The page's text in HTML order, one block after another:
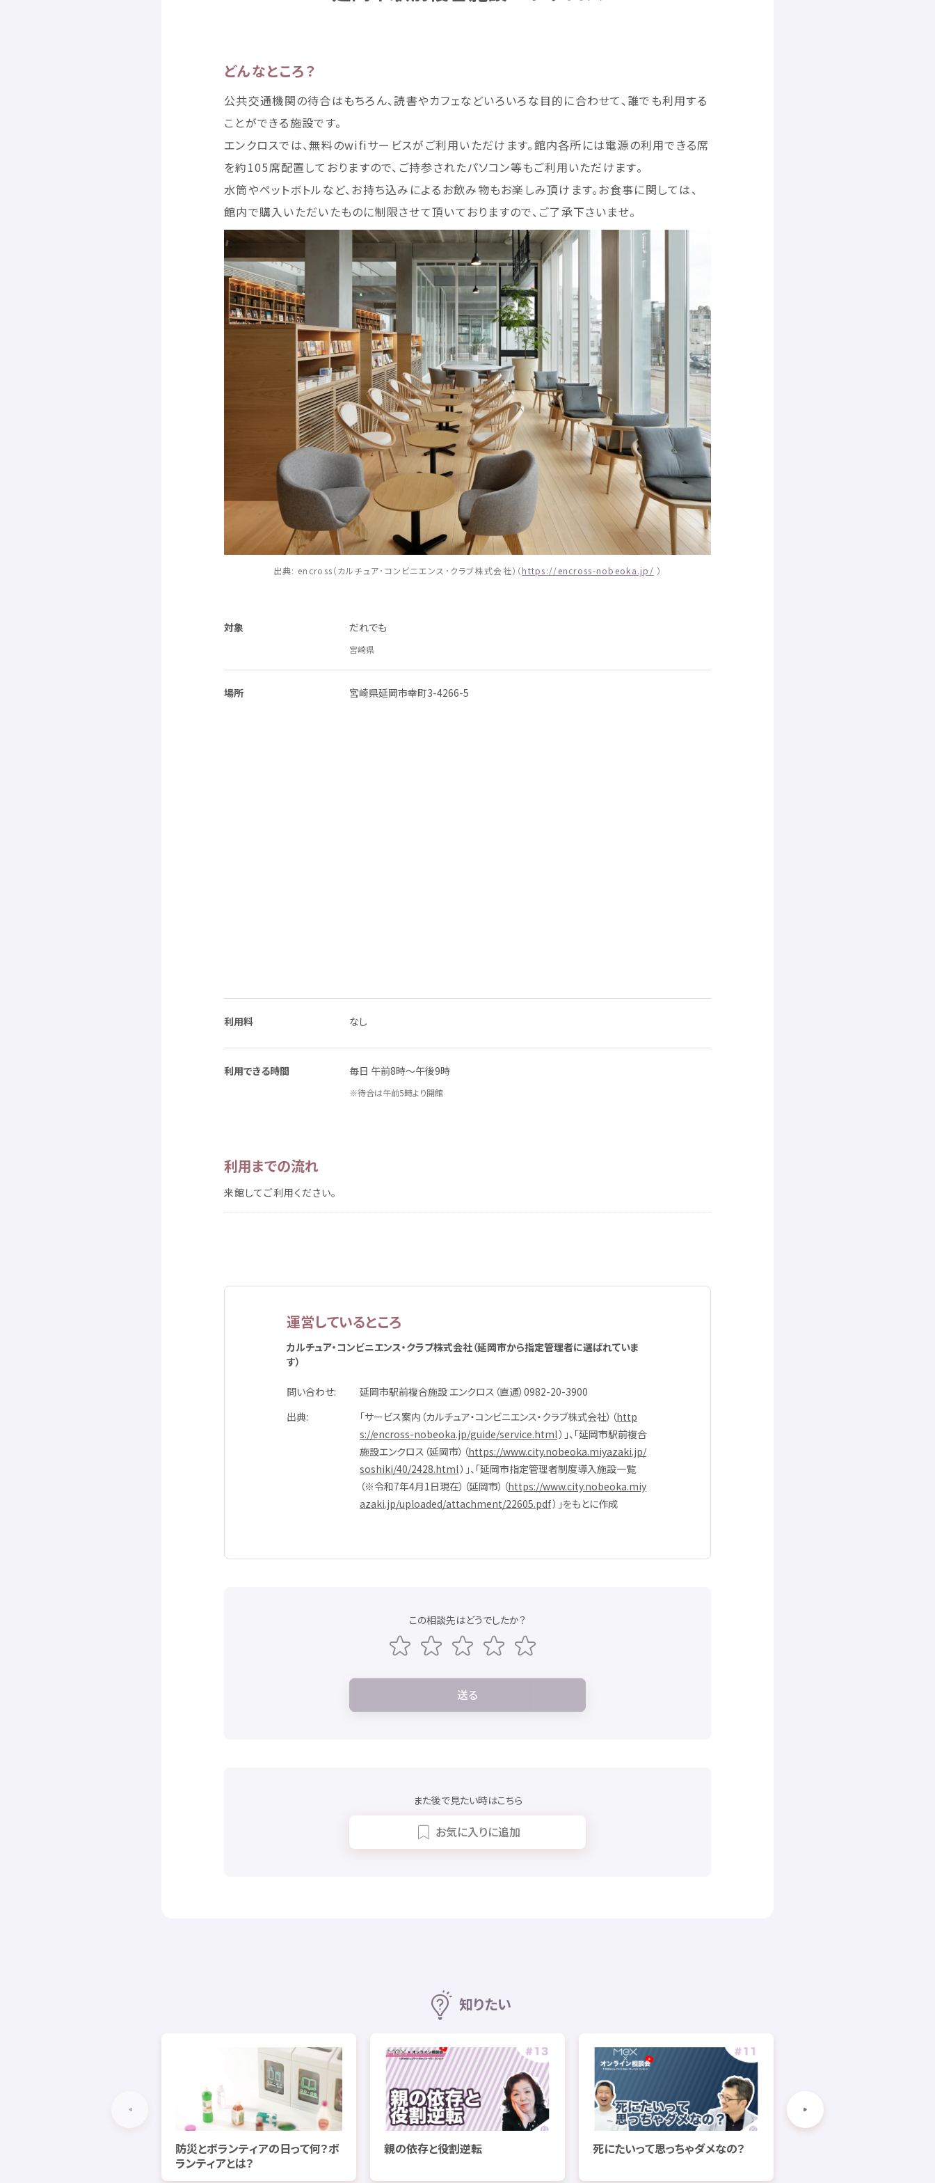
どんなところ？
公共交通機関の待合はもちろん、読書やカフェなどいろいろな目的に合わせて、 誰でも利用する
ことができる施設です。
エンクロスでは、無料のwifiサービスがご利用いただけます。館内各所には電源の利用できる席
を約105席配置 しておりますので、ご持参されたパソコン等もご利用いただけます。
水筒やペットボトルなど、お持ち込みによるお飲み物もお楽 しみ頂けます。お食事に関 しては、
館内で購入 いただいたものに制限させて頂いておりますので、ご了承下さいませ。
出典: encross（カルチュア･コンビニエンス･クラブ株式会社）（https://encross-nobeoka.jp/ ）
対象 だれでも
宮崎県
場所 宮崎県延岡市幸町3-4266-5
利用料 なし
利用できる時間 毎日 午前8時～午後9時
※待合は午前5時より開館
利用までの流れ
来館してご利用ください。
運営しているところ
カルチュア・コンビニエンス・クラブ株式会社（延岡市から指定管理者に選ばれていま
す）
問い合わせ 延岡市駅前複合施設エンクロス（直通）0982-20-3900
出典
「サービス案内 （カルチュア・コンビニエンス・クラブ株式会社）（http
s://encross-nobeoka.jp/guide/service.html）」、「延岡市駅前複合
施設エンクロス（延岡市）（https://www.city.nobeoka.miyazaki.jp/
soshiki/40/2428.html）」、「延岡市指定管理者制度導入施設一覧
（※令和7年4月1 日現在）（延岡市）（https://www.city.nobeoka.miy
azaki.jp/uploaded/attachment/22605.pdf）」をもとに作成
この相談先はどうでしたか？
送る
また後で見たい時はこちら
お気に入りに追加
知りたい
防災とボランティアの日って何？ボ
ランティアとは？
親の依存と役割逆転 死にたいって思っちゃダメなの？